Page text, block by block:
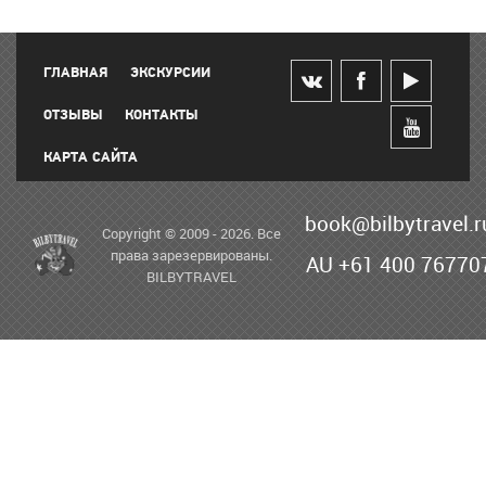
ГЛАВНАЯ ЭКСКУРСИИ
ОТЗЫВЫ КОНТАКТЫ
КАРТА САЙТА
Copyright © 2009 - 2026. Все
права зарезервированы.
BILBYTRAVEL
AU +61 400